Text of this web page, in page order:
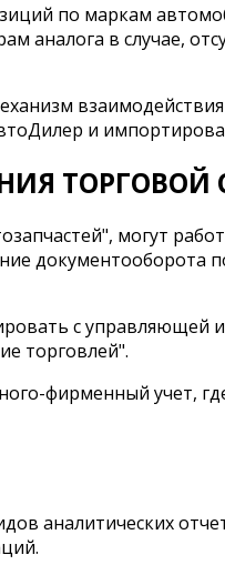
по маркам
аналога в случае,
и
ТОРГОВОЙ
могут
документооборота
с управляющей
торговлей".
фирменный учет,
аналитических